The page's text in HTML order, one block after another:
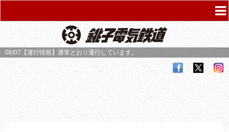
08/07【運行情報】 通常どおり運行しています。